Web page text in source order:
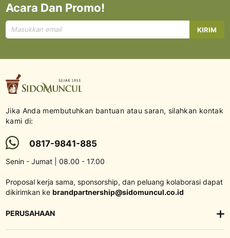
Acara Dan Promo!
Mendaftar
untuk
KIRIM
Jika Anda membutuhkan bantuan atau saran, silahkan kontak
kami di:
0817-9841-885
Senin - Jumat | 08.00 - 17.00
Proposal kerja sama, sponsorship, dan peluang kolaborasi dapat
dikirimkan ke brandpartnership@sidomuncul.co.id
PERUSAHAAN